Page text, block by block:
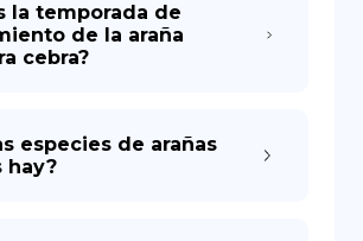
la temporada de
de la araña
cebra?
especies de arañas
hay?